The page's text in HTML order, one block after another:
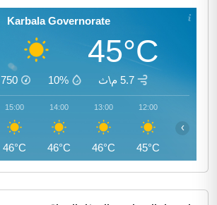
Karbala Governorate
45°C
5.7 م\ث 10%
750
12:00
45°C
13:00
46°C
14:00
46°C
15:00
46°C
›